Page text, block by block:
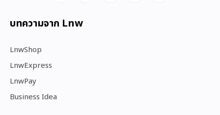
บทความจาก Lnw
LnwShop
LnwExpress
LnwPay
Business Idea